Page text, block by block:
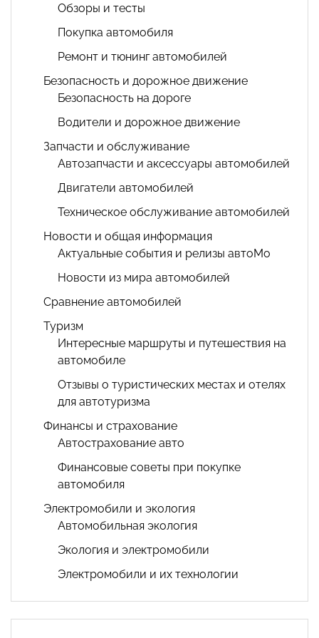
Обзоры и тесты
Покупка автомобиля
Ремонт и тюнинг автомобилей
Безопасность и дорожное движение
Безопасность на дороге
Водители и дорожное движение
Запчасти и обслуживание
Автозапчасти и аксессуары автомобилей
Двигатели автомобилей
Техническое обслуживание автомобилей
Новости и общая информация
Актуальные события и релизы автоМо
Новости из мира автомобилей
Сравнение автомобилей
Туризм
Интересные маршруты и путешествия на
автомобиле
Отзывы о туристических местах и отелях
для автотуризма
Финансы и страхование
Автострахование авто
Финансовые советы при покупке
автомобиля
Электромобили и экология
Автомобильная экология
Экология и электромобили
Электромобили и их технологии